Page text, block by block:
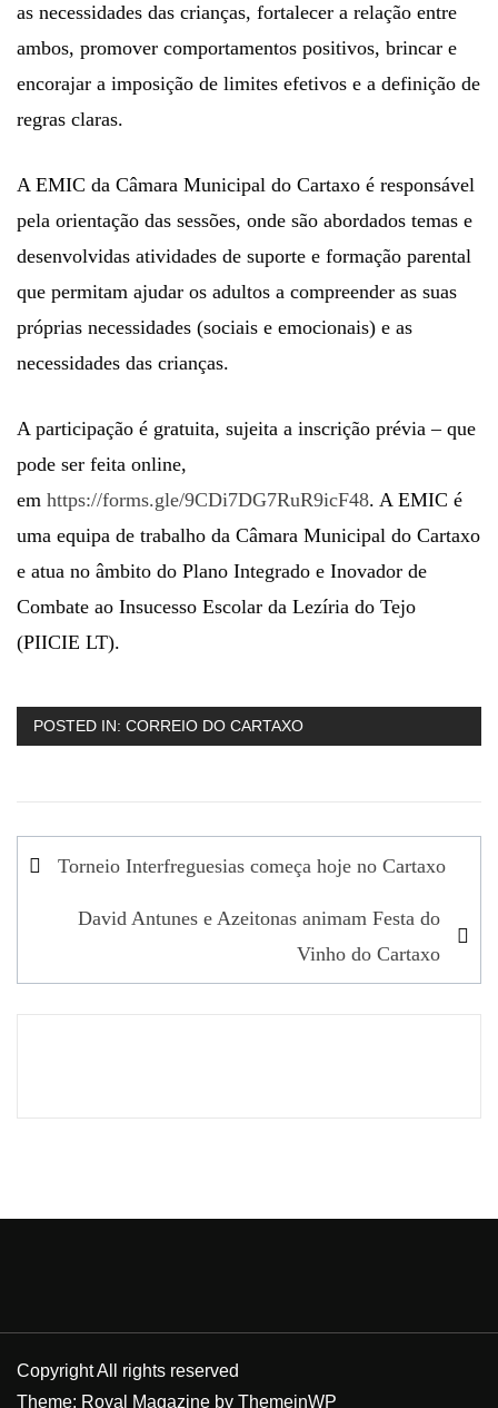
as necessidades das crianças, fortalecer a relação entre
ambos, promover comportamentos positivos, brincar e
encorajar a imposição de limites efetivos e a definição de
regras claras.
A EMIC da Câmara Municipal do Cartaxo é responsável
pela orientação das sessões, onde são abordados temas e
desenvolvidas atividades de suporte e formação parental
que permitam ajudar os adultos a compreender as suas
próprias necessidades (sociais e emocionais) e as
necessidades das crianças.
A participação é gratuita, sujeita a inscrição prévia – que
pode ser feita online,
em https://forms.gle/9CDi7DG7RuR9icF48. A EMIC é
uma equipa de trabalho da Câmara Municipal do Cartaxo
e atua no âmbito do Plano Integrado e Inovador de
Combate ao Insucesso Escolar da Lezíria do Tejo
(PIICIE LT).
POSTED IN: CORREIO DO CARTAXO
Navegação
artigos
Torneio Interfreguesias começa hoje no Cartaxo
David Antunes e Azeitonas animam Festa do
Vinho do Cartaxo
Copyright All rights reserved
Theme: Royal Magazine by ThemeinWP